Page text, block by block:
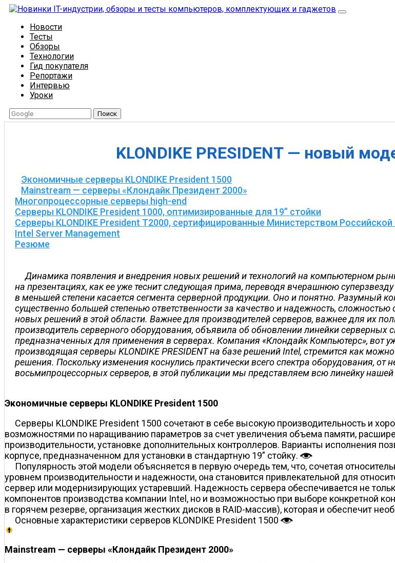
Новости
Тесты
Обзоры
Технологии
Гид покупателя
Репортажи
Интервью
Уроки
Поиск
KLONDIKE PRESIDENT — новый
Экономичные серверы KLONDIKE President 1500
Mainstream — серверы «Клондайк Президент 2000»
Многопроцессорные серверы high-end
Серверы KLONDIKE President 1000, оптимизированные для 19” стойки
Серверы KLONDIKE President T2000, сертифицированные Министерством
Intel Server Management
Резюме
Динамика появления и внедрения новых решений и технологий на компьютерном
на презентациях, как ее уже теснит следующая прима, переводя вчерашнюю
в меньшей степени касается сегмента серверной продукции. Оно и понятно. Разумный
существенно большей степенью ответственности за качество и надежность,
новых решений в этой области. Важнее для производителей серверов, важнее для их
производитель серверного оборудования, объявила об обновлении линейки серверных
предназначенных для применения в серверах. Компания «Клондайк Компьютерс», вот
производящая серверы KLONDIKE PRESIDENT на базе решений Intel, стремится как
решения. Поскольку изменения коснулись практически всего спектра оборудования,
восьмипроцессорных серверов, в этой публикации мы представляем всю линейку нашей
Экономичные серверы KLONDIKE President 1500
Серверы KLONDIKE President 1500 сочетают в себе высокую производительность и
возможностями по наращиванию параметров за счет увеличения объема памяти,
производительности, установке дополнительных контроллеров. Варианты исполнения
корпусе, предназначенном для установки в стандартную 19” стойку.
Популярность этой модели объясняется в первую очередь тем, что, сочетая
уровнем производительности и надежности, она становится привлекательной для
сервер или модернизирующих устаревший. Надежность сервера обеспечивается не
компонентов производства компании Intel, но и возможностью при выборе конкретной
в горячем резерве, организация жестких дисков в RAID-массив), которая и обеспечит
Основные характеристики серверов KLONDIKE President 1500
Mainstream — серверы «Клондайк Президент 2000»